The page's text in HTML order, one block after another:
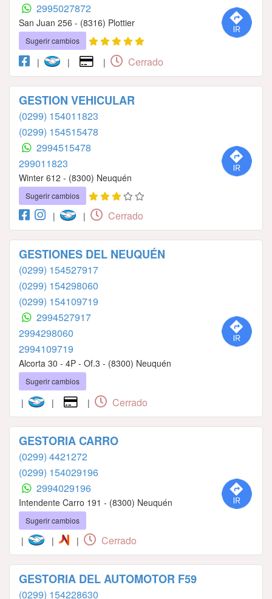
2995027872
San Juan 256 - (8316) Plottier
Sugerir cambios
| | | Cerrado
GESTION VEHICULAR
(0299) 154011823
(0299) 154515478
2994515478
299011823
Winter 612 - (8300) Neuquén
Sugerir cambios
| | Cerrado
GESTIONES DEL NEUQUÉN
(0299) 154527917
(0299) 154298060
(0299) 154109719
2994527917
2994298060
2994109719
Alcorta 30 - 4P - Of.3 - (8300) Neuquén
Sugerir cambios
| | | Cerrado
GESTORIA CARRO
(0299) 4421272
(0299) 154029196
2994029196
Intendente Carro 191 - (8300) Neuquén
Sugerir cambios
| | | Cerrado
GESTORIA DEL AUTOMOTOR F59
(0299) 154228630